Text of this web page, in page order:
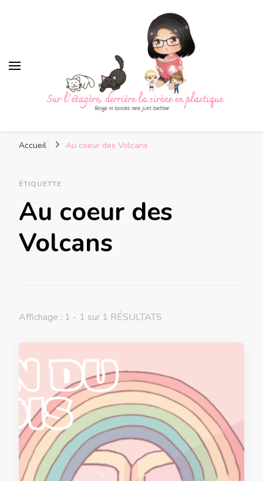
sirène en plastique
Accueil Au coeur des Volcans
ÉTIQUETTE
Au coeur des
Volcans
Affichage : 1 - 1 sur 1 RÉSULTATS